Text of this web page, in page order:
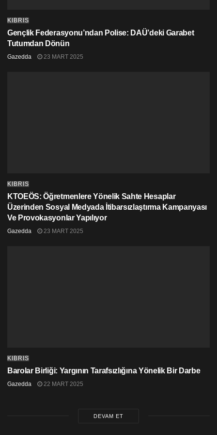
KIBRIS
Gençlik Federasyonu’ndan Polise: DAÜ’deki Garabet
Tutumdan Dönün
Gazedda 23 MART 2025
KIBRIS
KTOEÖS: Öğretmenlere Yönelik Sahte Hesaplar
Üzerinden Sosyal Medyada İtibarsızlaştırma Kampanyası
Ve Provokasyonlar Yapılıyor
Gazedda 23 MART 2025
KIBRIS
Barolar Birliği: Yargının Tarafsızlığına Yönelik Bir Darbe
Gazedda 22 MART 2025
DEVAM ET